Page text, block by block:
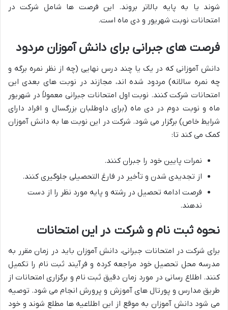
شوند یا به پایه بالاتر بروند. این فرصت ها شامل شرکت در
امتحانات نوبت شهریور و دی ماه است.
فرصت های جبرانی برای دانش آموزان مردود
دانش آموزانی که در یک یا چند درس نهایی (چه از نظر نمره برگه و
چه نمره سالانه) مردود شده اند، مجازند در نوبت های بعدی این
امتحانات شرکت کنند. نوبت اول امتحانات جبرانی معمولاً در شهریور
ماه و نوبت دوم در دی ماه (برای داوطلبان بزرگسال و افراد دارای
شرایط خاص) برگزار می شود. شرکت در این نوبت ها به دانش آموزان
کمک می کند تا:
نمرات پایین خود را جبران کنند.
از تجدیدی شدن و تأخیر در فارغ التحصیلی جلوگیری کنند.
فرصت ادامه تحصیل در رشته و پایه مورد نظر را از دست
ندهند.
نحوه ثبت نام و شرکت در این امتحانات
برای شرکت در امتحانات جبرانی، دانش آموزان باید در زمان مقرر به
مدرسه محل تحصیل خود مراجعه کرده و فرآیند ثبت نام را تکمیل
کنند. اطلاع رسانی در مورد زمان دقیق ثبت نام و برگزاری امتحانات از
طریق مدارس و پورتال های آموزش و پرورش انجام می شود. توصیه
می شود دانش آموزان به موقع از این اطلاعیه ها مطلع شوند و خود